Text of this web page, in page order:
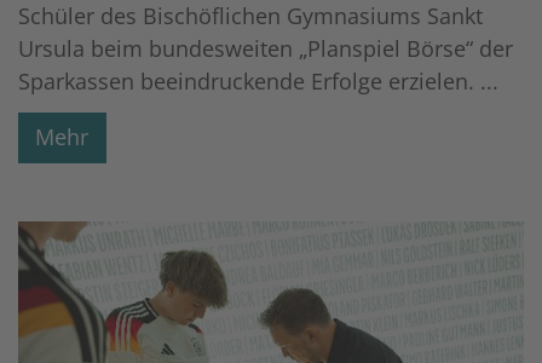
Schüler des Bischöflichen Gymnasiums Sankt
Ursula beim bundesweiten „Planspiel Börse“ der
Sparkassen beeindruckende Erfolge erzielen. ...
Mehr